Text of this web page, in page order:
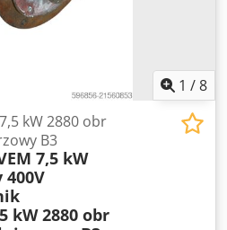
1 /8
kW 2880 obr
B3
7,5 kW
kW 2880 obr